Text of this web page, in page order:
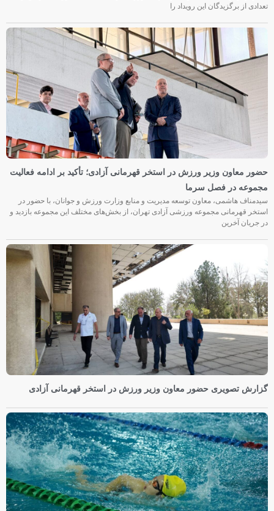
تعدادی از برگزیدگان این رویداد را
حضور معاون وزیر ورزش در استخر قهرمانی آزادی؛ تأکید بر ادامه فعالیت
مجموعه در فصل سرما
سیدمناف هاشمی، معاون توسعه مدیریت و منابع وزارت ورزش و جوانان، با حضور در
استخر قهرمانی مجموعه ورزشی آزادی تهران، از بخش‌های مختلف این مجموعه بازدید و
در جریان آخرین
گزارش تصویری حضور معاون وزیر ورزش در استخر قهرمانی آزادی